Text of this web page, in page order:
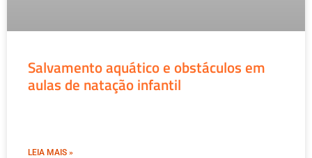
Salvamento aquático e obstáculos em
aulas de natação infantil
LEIA MAIS »